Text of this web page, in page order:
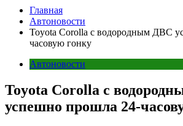
Главная
Автоновости
Toyota Corolla с водородным ДВС
часовую гонку
Автоновости
Toyota Corolla с
успешно прошла 24-